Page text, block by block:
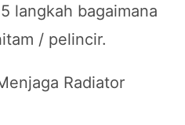
langkah bagaimana
/ pelincir.
Radiator